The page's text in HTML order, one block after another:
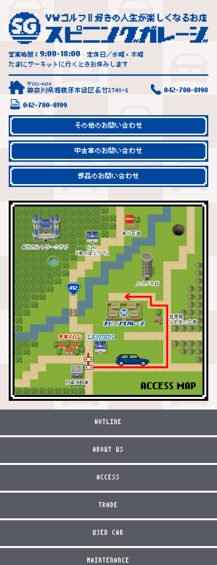
営業時間： 9:00~18:00
定休日／水曜・木曜
たまにサーキットに行くときお休みします
〒252-0154
神奈川県相模原市緑区長竹2748-1 042-780-8198
042-780-8199
その他のお問い合わせ
中古車のお問い合わせ
部品のお問い合わせ
HOTLINE
ABOUT US
ACCESS
TRADE
USED CAR
MAINTENANCE